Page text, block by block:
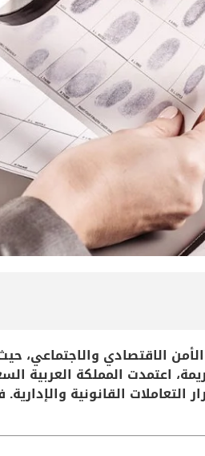
الاقتصادي والاجتماعي،
اعتمدت المملكة العربية
التعاملات القانونية